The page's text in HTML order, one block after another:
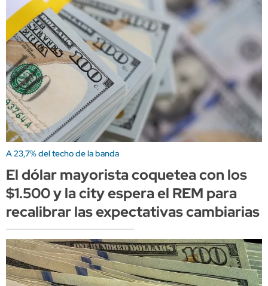
A 23,7% del techo de la banda
El dólar mayorista coquetea con los
$1.500 y la city espera el REM para
recalibrar las expectativas cambiarias